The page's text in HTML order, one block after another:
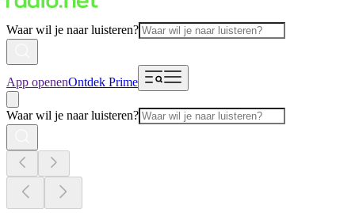
Waar wil je naar luisteren?
App openenOntdek Prime
Waar wil je naar luisteren?